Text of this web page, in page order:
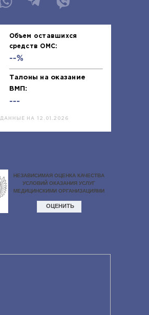
Объем оставшихся
средств ОМС:
--%
Талоны на оказание
ВМП:
---
ДАННЫЕ НА 12.01.2026